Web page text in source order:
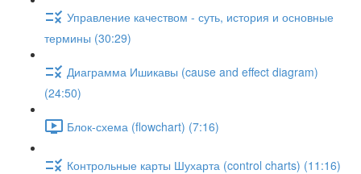
Управление качеством - суть, история и основные
термины (30:29)
Диаграмма Ишикавы (cause and effect diagram)
(24:50)
Блок-схема (flowchart) (7:16)
Контрольные карты Шухарта (control charts) (11:16)